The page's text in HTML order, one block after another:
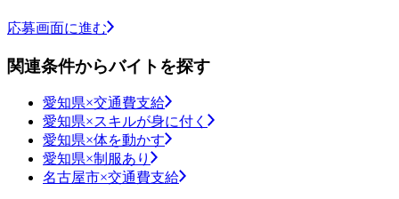
応募画面に進む
関連条件からバイトを探す
愛知県×交通費支給
愛知県×スキルが身に付く
愛知県×体を動かす
愛知県×制服あり
名古屋市×交通費支給